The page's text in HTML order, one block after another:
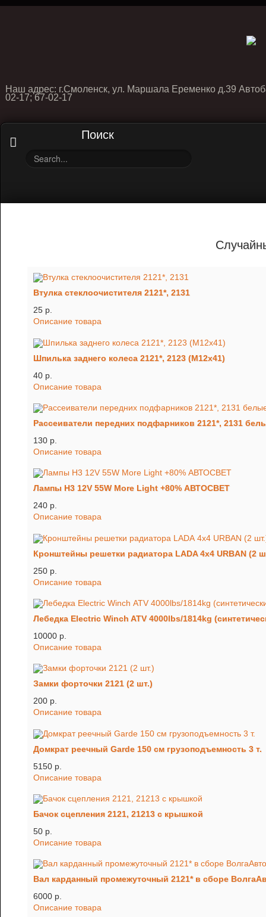
Наш адрес: г.Смоленск, ул. Маршала Еременко д.39
02-17; 67-02-17
Поиск
Втулка стеклоочистителя 2121*, 2131
25 p.
Описание товара
Шпилька заднего колеса 2121*, 2123 (М12х41)
40 p.
Описание товара
Рассеиватели передних подфарников 2121*, 2131
130 p.
Описание товара
Лампы H3 12V 55W More Light +80% АВТОСВЕТ
240 p.
Описание товара
Кронштейны решетки радиатора LADA 4x4 URBAN (2
250 p.
Описание товара
Лебедка Electric Winch ATV 4000lbs/1814kg
10000 p.
Описание товара
Замки форточки 2121 (2 шт.)
200 p.
Описание товара
Домкрат реечный Garde 150 см грузоподъемность 3 т.
5150 p.
Описание товара
Бачок сцепления 2121, 21213 с крышкой
50 p.
Описание товара
Вал карданный промежуточный 2121* в сборе
6000 p.
Описание товара